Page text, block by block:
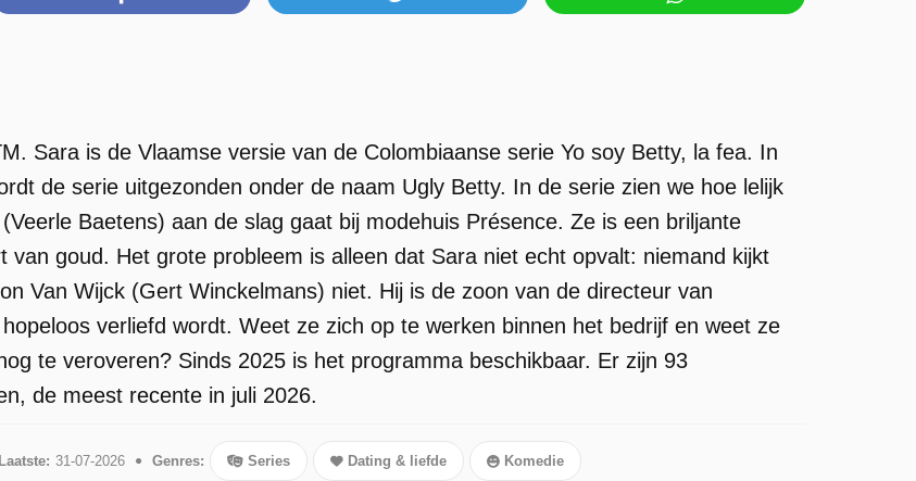
Sara is de Vlaamse versie van de Colombiaanse serie Yo soy Betty, la fea. In
de serie uitgezonden onder de naam Ugly Betty. In de serie zien we hoe lelijk
Baetens) aan de slag gaat bij modehuis Présence. Ze is een briljante
van goud. Het grote probleem is alleen dat Sara niet echt opvalt: niemand kijkt
Van Wijck (Gert Winckelmans) niet. Hij is de zoon van de directeur van
verliefd wordt. Weet ze zich op te werken binnen het bedrijf en weet ze
te veroveren? Sinds 2025 is het programma beschikbaar. Er zijn 93
de meest recente in juli 2026.
Laatste: 31-07-2026 Genres: Series Dating & liefde Komedie